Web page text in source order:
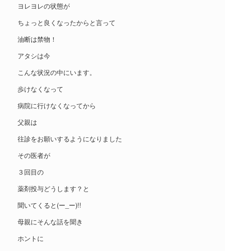
ヨレヨレの状態が
ちょっと良くなったからと言って
油断は禁物！
アタシは今
こんな状況の中にいます。
歩けなくなって
病院に行けなくなってから
父親は
往診をお願いするようになりました
その医者が
３回目の
薬剤投与どうします？と
聞いてくると(ー_ー)!!
母親にそんな話を聞き
ホントに